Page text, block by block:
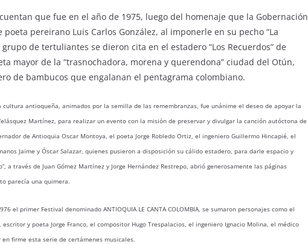
que fue en el año de 1975, luego del homenaje que la Gobernación
pereirano Luis Carlos González, al imponerle en su pecho “La
de tertuliantes se dieron cita en el estadero “Los Recuerdos” de
mayor de la “trasnochadora, morena y querendona” ciudad del Otún,
de bambucos que engalanan el pentagrama colombiano.
antioqueña, animados por la semilla de las remembranzas, fue unánime el deseo de apoyar la
Martínez, para realizar un evento con la misión de preservar y divulgar la canción autóctona de
de Antioquia Oscar Montoya, el poeta Jorge Robledo Ortiz, el ingeniero Guillermo Hincapié, el
Jaime y Óscar Salazar, quienes pusieron a disposición su cálido estadero, para darle espacio y
a través de Juan Gómez Martínez y Jorge Hernández Restrepo, abrió generosamente las páginas
parecía una quimera.
el primer Festival denominado ANTIOQUIA LE CANTA COLOMBIA, se sumaron personajes como el
y poeta Jorge Franco, el compositor Hugo Trespalacios, el ingeniero Ignacio Molina, el médico
firme esta serie de certámenes musicales.